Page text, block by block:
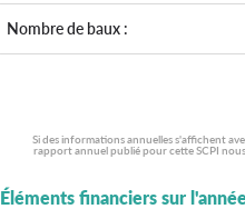
Nombre de baux :
Si des informations annuelles s'affichent
rapport annuel publié pour cette SCPI
Éléments financiers sur